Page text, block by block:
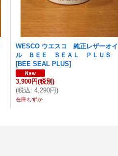
WESCO ウエスコ 純正レザーオイ
ル ＢＥＥ ＳＥＡＬ ＰＬＵＳ
[BEE SEAL PLUS]
3,900円(税別)
(税込: 4,290円)
在庫わずか